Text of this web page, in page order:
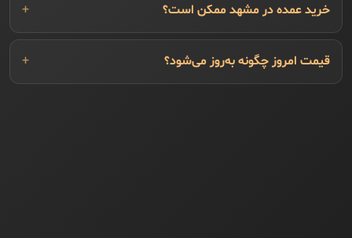
خرید عمده در مشهد ممکن است؟
قیمت امروز چگونه به‌روز می‌شود؟